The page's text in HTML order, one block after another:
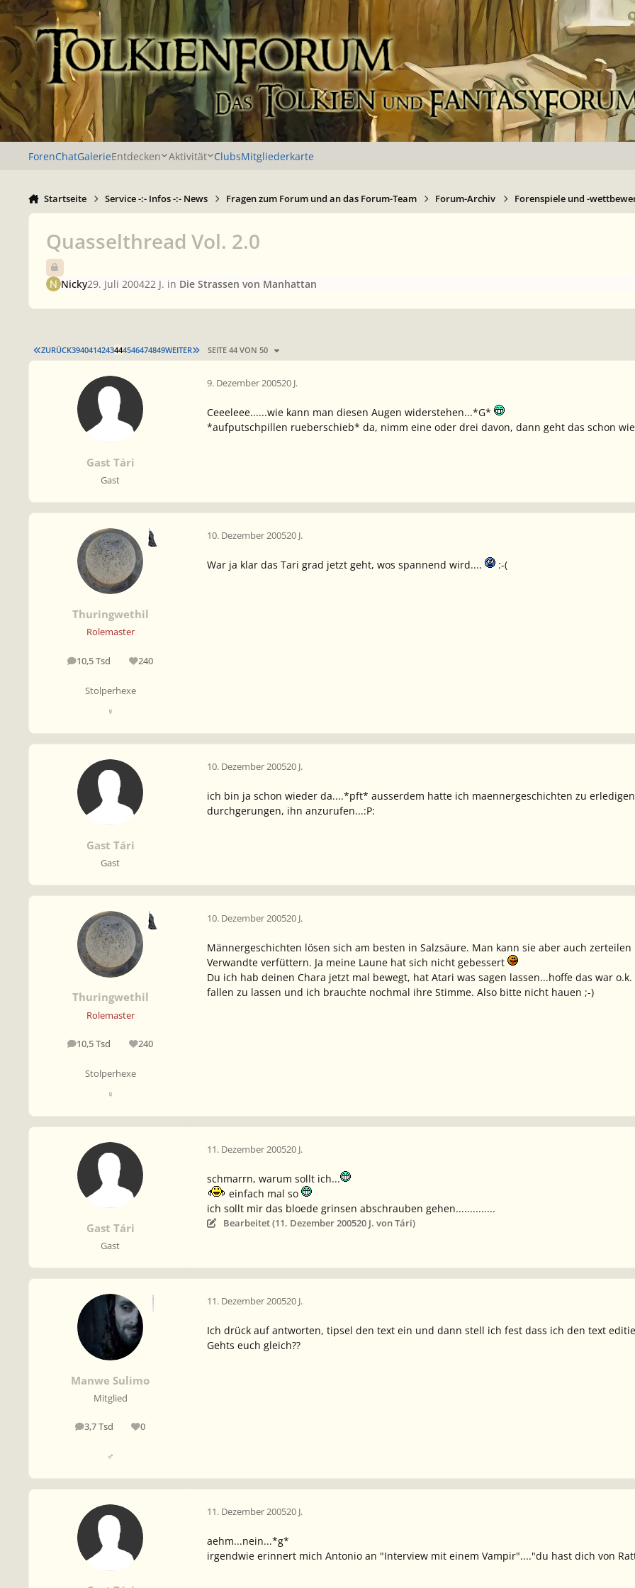
Zu Inhalt springen
ForenChatGalerieEntdecken Aktivität ClubsMitgliederkarte
Startseite Service -:- Infos -:- News Fragen zum Forum und an das Forum-Team Forum-Archiv Forenspiele und -
Quasselthread Vol. 2.0
Nicky29. Juli 200422 J. in Die Strassen von Manhattan
ERSTE SEITE
ZURÜCK3940414243444546474849WEITER LETZTE SEITE
SEITE 44 VON 50
Gast Tári
Gast
9. Dezember 200520 J.
Ceeeleee......wie kann man diesen Augen widerstehen...*G*
*aufputschpillen rueberschieb* da, nimm eine oder drei davon, dann geht das schon
Thuringwethil
Rolemaster
10,5 Tsd
Beiträge 240
Reputation
Stolperhexe
♀
10. Dezember 200520 J.
War ja klar das Tari grad jetzt geht, wos spannend wird.... :-(
Gast Tári
Gast
10. Dezember 200520 J.
ich bin ja schon wieder da....*pft* ausserdem hatte ich maennergeschichten zu
durchgerungen, ihn anzurufen...:P:
Thuringwethil
Rolemaster
10,5 Tsd
Beiträge 240
Reputation
Stolperhexe
♀
10. Dezember 200520 J.
Männergeschichten lösen sich am besten in Salzsäure. Man kann sie aber auch
Verwandte verfüttern. Ja meine Laune hat sich nicht gebessert
Du ich hab deinen Chara jetzt mal bewegt, hat Atari was sagen lassen...hoffe das war
fallen zu lassen und ich brauchte nochmal ihre Stimme. Also bitte nicht hauen ;-)
Gast Tári
Gast
11. Dezember 200520 J.
schmarrn, warum sollt ich...
einfach mal so
ich sollt mir das bloede grinsen abschrauben gehen..............
Bearbeitet (11. Dezember 200520 J. von Tári)
Manwe Sulimo
Mitglied
3,7 Tsd
Beiträge 0
Reputation
♂
11. Dezember 200520 J.
Ich drück auf antworten, tipsel den text ein und dann stell ich fest dass ich den text
Gehts euch gleich??
11. Dezember 200520 J.
aehm...nein...*g*
irgendwie erinnert mich Antonio an "Interview mit einem Vampir"...."du hast dich von